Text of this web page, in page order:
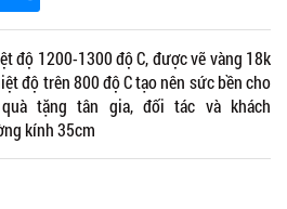
độ 1200-1300 độ C, được vẽ vàng 18k
độ trên 800 độ C tạo nên sức bền cho
tặng tân gia, đối tác và khách
kính 35cm